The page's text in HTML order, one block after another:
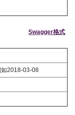
Swagger格式
如2018-03-08